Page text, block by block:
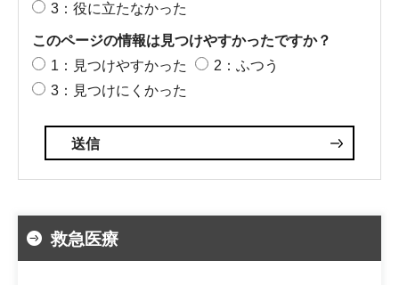
3：役に立たなかった
このページの情報は見つけやすかったですか？
1：見つけやすかった
2：ふつう
3：見つけにくかった
救急医療